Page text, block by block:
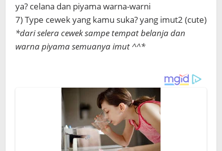
ya? celana dan piyama warna-warni
7) Type cewek yang kamu suka? yang imut2 (cute)
*dari selera cewek sampe tempat belanja dan
warna piyama semuanya imut ^^*